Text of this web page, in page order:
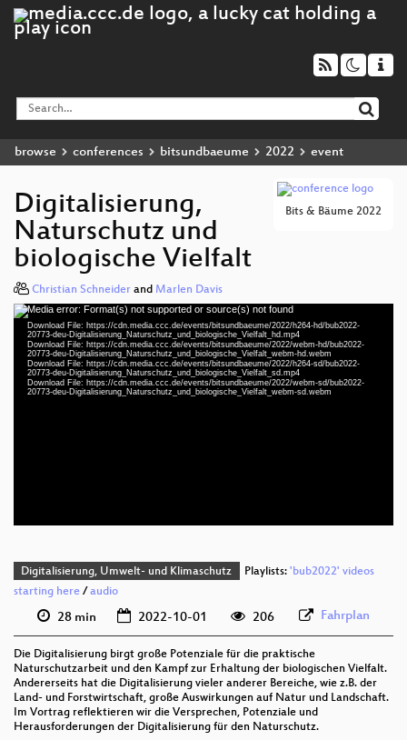
browse conferences bitsundbaeume 2022 event
Bits & Bäume 2022
Digitalisierung,
Naturschutz und
biologische Vielfalt
Christian Schneider and Marlen Davis
Video
Player
Media error: Format(s) not supported or source(s) not found
Download File: https://cdn.media.ccc.de/events/bitsundbaeume/2022/h264-hd/bub2022-
20773-deu-Digitalisierung_Naturschutz_und_biologische_Vielfalt_hd.mp4
Download File: https://cdn.media.ccc.de/events/bitsundbaeume/2022/webm-hd/bub2022-
20773-deu-Digitalisierung_Naturschutz_und_biologische_Vielfalt_webm-hd.webm
Download File: https://cdn.media.ccc.de/events/bitsundbaeume/2022/h264-sd/bub2022-
20773-deu-Digitalisierung_Naturschutz_und_biologische_Vielfalt_sd.mp4
Download File: https://cdn.media.ccc.de/events/bitsundbaeume/2022/webm-sd/bub2022-
20773-deu-Digitalisierung_Naturschutz_und_biologische_Vielfalt_webm-sd.webm
deu 1080p (mp4)
Digitalisierung, Umwelt- und Klimaschutz Playlists: 'bub2022' videos
starting here /audio
28 min 2022-10-01 206 Fahrplan
Die Digitalisierung birgt große Potenziale für die praktische
Naturschutzarbeit und den Kampf zur Erhaltung der biologischen Vielfalt.
Andererseits hat die Digitalisierung vieler anderer Bereiche, wie z.B. der
Land- und Forstwirtschaft, große Auswirkungen auf Natur und Landschaft.
Im Vortrag reflektieren wir die Versprechen, Potenziale und
Herausforderungen der Digitalisierung für den Naturschutz.